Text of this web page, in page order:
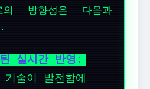
의 방향성은 다음과
실시간 반영:
술이 발전함에